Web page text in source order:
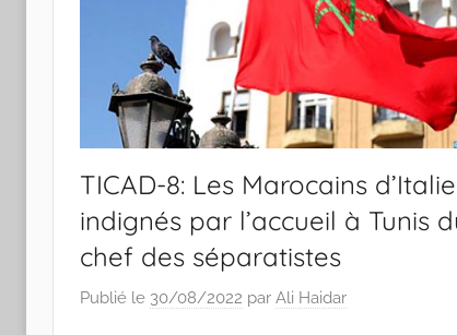
TICAD-8: Les Marocains d’Italie
indignés par l’accueil à Tunis
chef des séparatistes
Publié le 30/08/2022 par Ali Haidar